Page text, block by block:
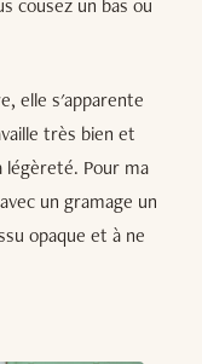
cousez un bas ou
elle s'apparente
très bien et
Pour ma
un gramage un
opaque et à ne